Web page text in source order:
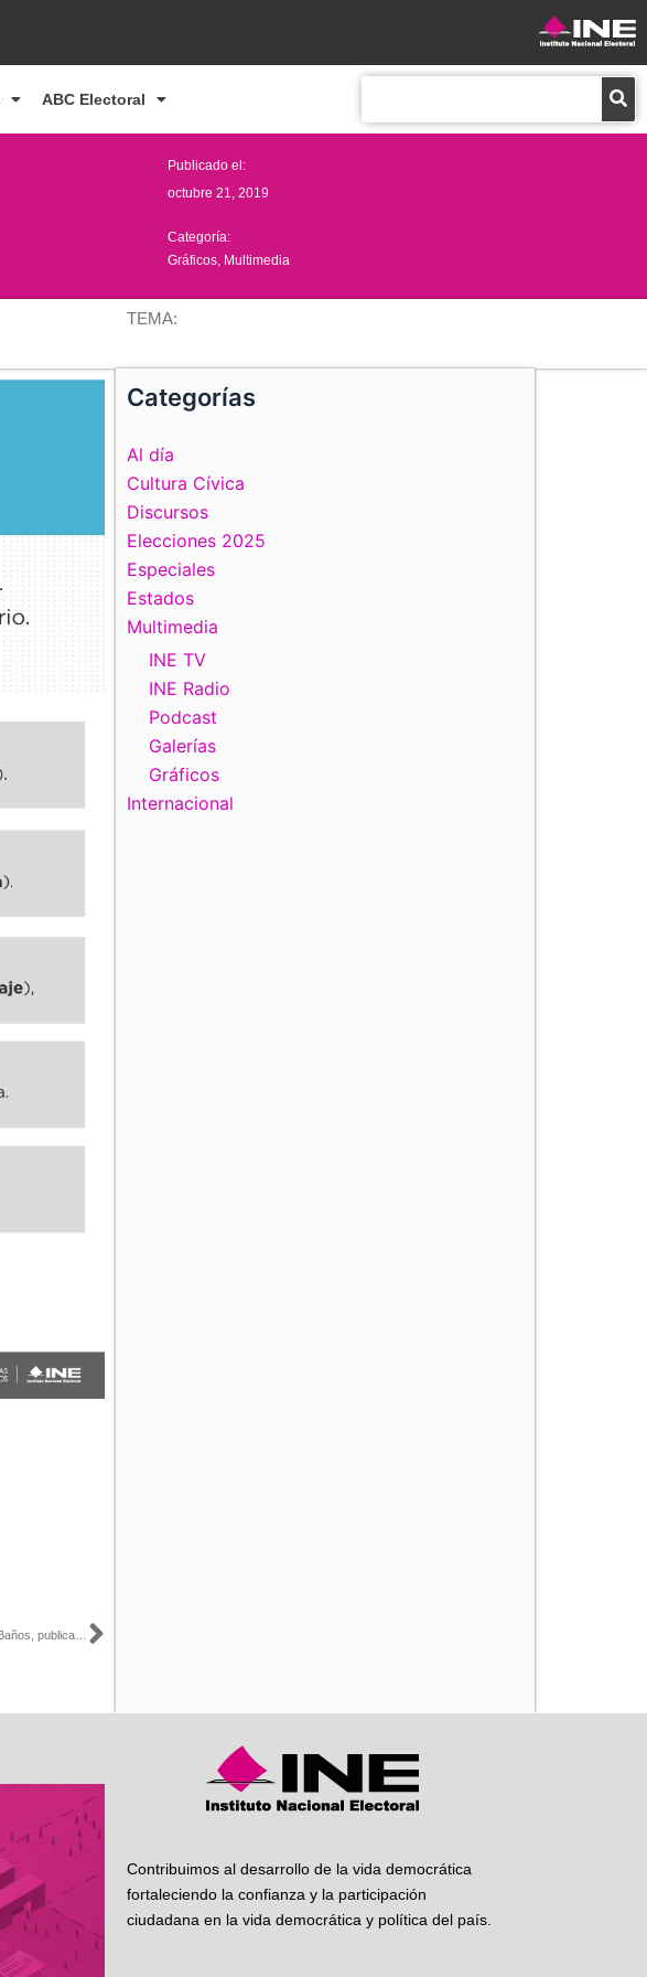
ABC Electoral
Publicado el:
octubre 21, 2019
Categoría:
Gráficos Multimedia
TEMA:
Siguiente
Categorías
Al día
Cultura Cívica
Discursos
Elecciones 2025
Especiales
Estados
Multimedia
INE TV
INE Radio
Podcast
Galerías
Gráficos
Internacional
Contribuimos al desarrollo de la vida democrática
fortaleciendo la confianza y la participación
ciudadana en la vida democrática y política del país.